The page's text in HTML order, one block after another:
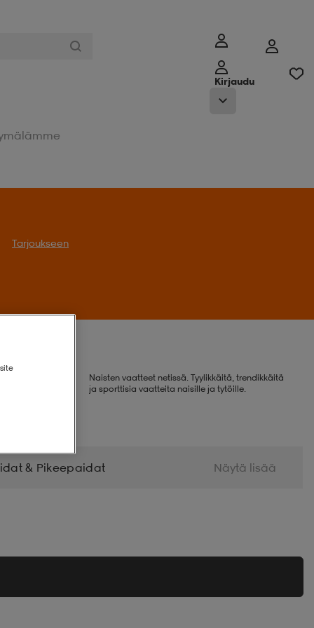
Kirjaudu
Tarjoukseen
Naisten vaatteet netissä. Tyylikkäitä, trendikkäitä
ja sporttisia vaatteita naisille ja tytöille.
& Pikeepaidat Näytä lisää